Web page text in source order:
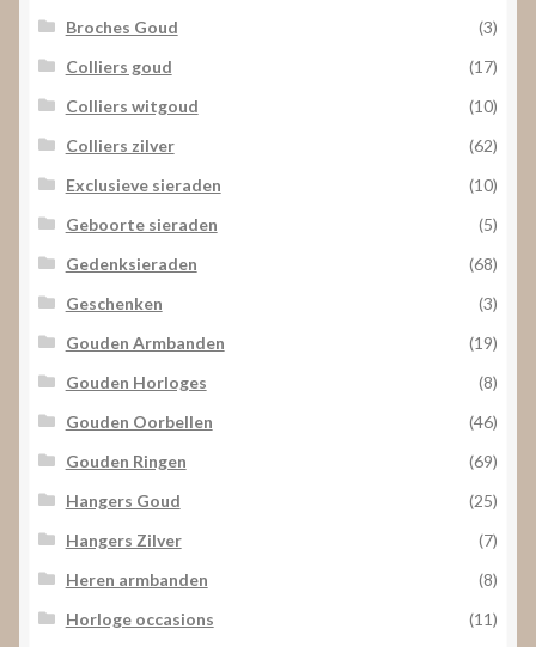
Broches Goud
(3)
Colliers goud
(17)
Colliers witgoud
(10)
Colliers zilver
(62)
Exclusieve sieraden
(10)
Geboorte sieraden
(5)
Gedenksieraden
(68)
Geschenken
(3)
Gouden Armbanden
(19)
Gouden Horloges
(8)
Gouden Oorbellen
(46)
Gouden Ringen
(69)
Hangers Goud
(25)
Hangers Zilver
(7)
Heren armbanden
(8)
Horloge occasions
(11)